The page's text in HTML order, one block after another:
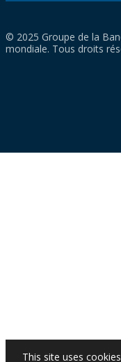
© 2025 Groupe de la
mondiale. Tous droits
This site uses